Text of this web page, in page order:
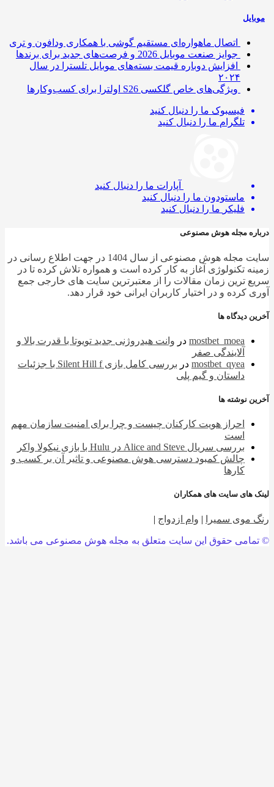
اتصال ماهواره‌ای مستقیم گوشی‌ با همکاری ودافون و تری
جوایز صنعت موبایل 2026 و فرصت‌های جدید برای برندها
افزایش دوباره قیمت بسته‌های موبایل تلسترا در سال
۲۰۲۴
ویژگی‌های خاص گلکسی S26 اولترا برای کسب‌وکارها
فیسبوک ما را دنبال کنید
تلگرام ما را دنبال کنید
آپارات ما را دنبال کنید
ماستودون ما را دنبال کنید
فلیکر ما را دنبال کنید
مجله هوش مصنوعی
سایت مجله هوش مصنوعی از سال 1404 در جهت اطلاع رسانی در
تکنولوژی آغاز به کار کرده است و همواره تلاش کرده تا در
ترین زمان مقالات را از معتبرترین سایت های خارجی جمع
کرده و در اختیار کاربران ایرانی خود قرار دهد.
دیدگاه ها
mostbet_moeaدروانت هیدروژنی جدید تویوتا با قدرت بالا و
آلایندگی صفر
mostbet_qyeaدر
بررسی کامل بازی Silent Hill f با جزئیات
داستان و گیم پلی
نوشته ها
احراز هویت کارکنان چیست و چرا برای امنیت سازمان مهم
بررسی سریال Alice and Steve در Hulu با بازی نیکولا واکر
چالش کمبود دسترسی هوش مصنوعی و تاثیر آن بر کسب و
کارها
های سایت های همکاران
موی سمیرا|وام ازدواج |
حقوق این سایت متعلق به مجله هوش مصنوعی می باشد.